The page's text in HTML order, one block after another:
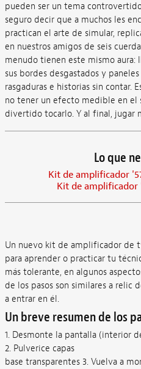
pueden ser un tema
seguro decir que a muchos les
practican el arte de simular,
en nuestros amigos de seis
menudo tienen este mismo
sus bordes desgastados y
rasgaduras e historias sin contar.
no tener un efecto medible en el
divertido tocarlo. Y al final, jugar
Lo que
Kit de amplificador
Kit de amplificador
Un nuevo kit de amplificador de
para aprender o practicar tu
más tolerante, en algunos
de los pasos son similares a relic
a entrar en él.
Un breve resumen de los
1. Desmonte la pantalla (interior
2. Pulverice capas
base transparentes 3. Vuelva a